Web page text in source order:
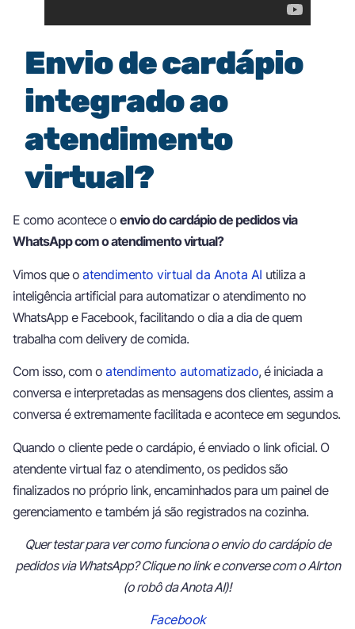
Envio de cardápio
integrado ao
atendimento
virtual?
E como acontece o envio do cardápio de pedidos via
WhatsApp com o atendimento virtual?
Vimos que o atendimento virtual da Anota AI utiliza a
inteligência artificial para automatizar o atendimento no
WhatsApp e Facebook, facilitando o dia a dia de quem
trabalha com delivery de comida.
Com isso, com o atendimento automatizado, é iniciada a
conversa e interpretadas as mensagens dos clientes, assim a
conversa é extremamente facilitada e acontece em segundos.
Quando o cliente pede o cardápio, é enviado o link oficial. O
atendente virtual faz o atendimento, os pedidos são
finalizados no próprio link, encaminhados para um painel de
gerenciamento e também já são registrados na cozinha.
Quer testar para ver como funciona o envio do cardápio de
pedidos via WhatsApp? Clique no link e converse com o AIrton
(o robô da Anota AI)!
Facebook